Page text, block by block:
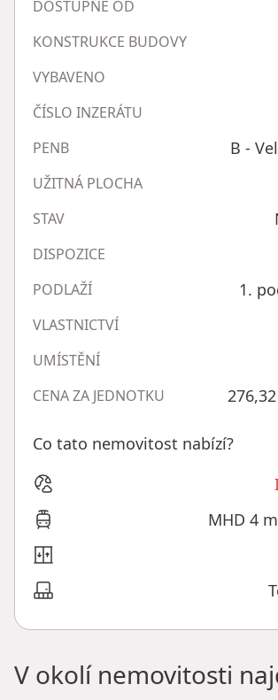
DOSTUPNÉ OD
KONSTRUKCE BUDOVY
VYBAVENO
ČÍSLO INZERÁTU
PENB B -
UŽITNÁ PLOCHA
STAV
DISPOZICE
PODLAŽÍ 1.
VLASTNICTVÍ
UMÍSTĚNÍ
CENA ZA JEDNOTKU
Co tato nemovitost nabízí?
MHD 4
V okolí nemovitosti